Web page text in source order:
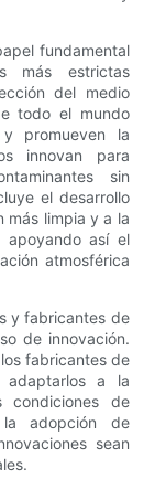
fundamental
más estrictas
del medio
todo el mundo
promueven la
innovan para
sin
el desarrollo
más limpia y a la
apoyando así el
atmosférica
y fabricantes de
de innovación.
fabricantes de
adaptarlos a la
de
la adopción de
sean